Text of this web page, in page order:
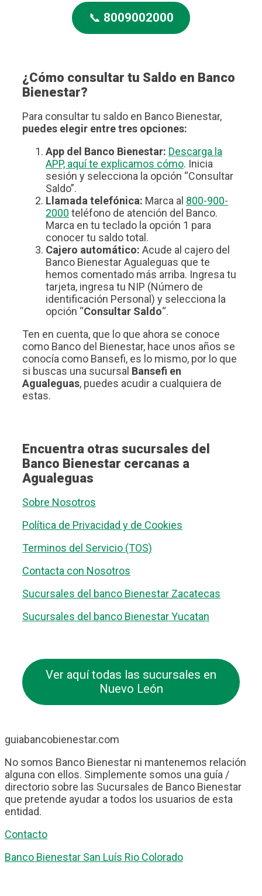
📞 8009002000
¿Cómo consultar tu Saldo en Banco
Bienestar?
Para consultar tu saldo en Banco Bienestar,
puedes elegir entre tres opciones:
App del Banco Bienestar: Descarga la
APP, aquí te explicamos cómo. Inicia
sesión y selecciona la opción “Consultar
Saldo”.
Llamada telefónica: Marca al 800-900-
2000 teléfono de atención del Banco.
Marca en tu teclado la opción 1 para
conocer tu saldo total.
Cajero automático: Acude al cajero del
Banco Bienestar Agualeguas que te
hemos comentado más arriba. Ingresa tu
tarjeta, ingresa tu NIP (Número de
identificación Personal) y selecciona la
opción “Consultar Saldo“.
Ten en cuenta, que lo que ahora se conoce
como Banco del Bienestar, hace unos años se
conocía como Bansefi, es lo mismo, por lo que
si buscas una sucursal Bansefi en
Agualeguas, puedes acudir a cualquiera de
estas.
Encuentra otras sucursales del
Banco Bienestar cercanas a
Agualeguas
Sobre Nosotros
Política de Privacidad y de Cookies
Terminos del Servicio (TOS)
Contacta con Nosotros
Sucursales del banco Bienestar Zacatecas
Sucursales del banco Bienestar Yucatan
Ver aquí todas las sucursales en
Nuevo León
guiabancobienestar.com
No somos Banco Bienestar ni mantenemos relación
alguna con ellos. Simplemente somos una guía /
directorio sobre las Sucursales de Banco Bienestar
que pretende ayudar a todos los usuarios de esta
entidad.
Contacto
Banco Bienestar San Luís Rio Colorado